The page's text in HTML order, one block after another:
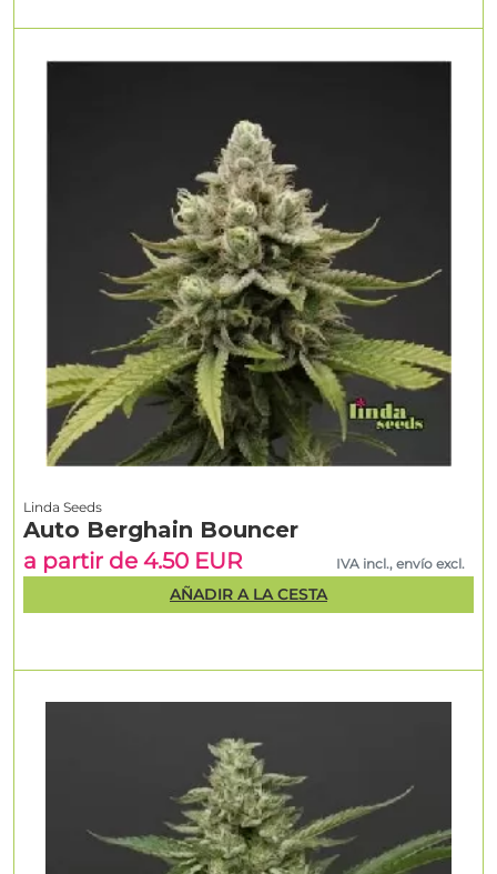
Linda Seeds
Auto Berghain Bouncer
a partir de 4.50 EUR
IVA incl., envío excl.
AÑADIR A LA CESTA